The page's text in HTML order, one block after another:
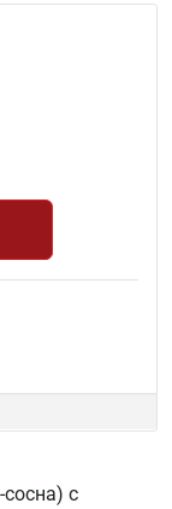
с